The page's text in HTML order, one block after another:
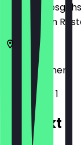
Bevor du
zeige ihn im
Bremen
Jacobshof 1
Kontakt